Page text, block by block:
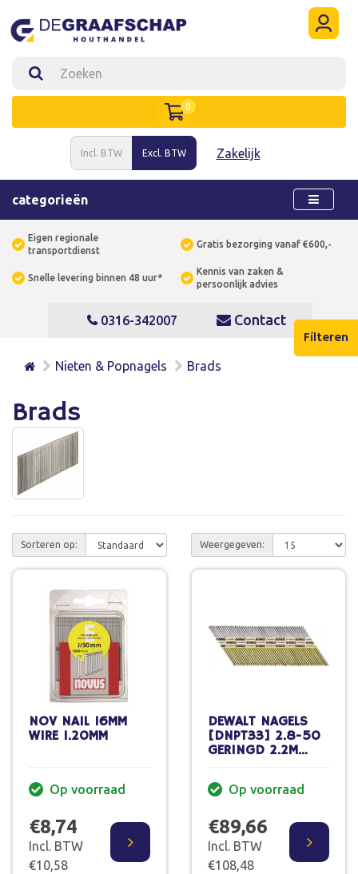
Filteren
Incl. BTW Excl. BTW Zakelijk
0
categorieën
Eigen regionale
transportdienst
Gratis bezorging vanaf €600,-
Snelle levering binnen 48 uur*
Kennis van zaken &
persoonlijk advies
0316-342007 Contact
Nieten & Popnagels Brads
Brads
Sorteren op: Weergegeven:
NOV NAIL 16MM
WIRE 1.20MM
Op voorraad
€8,74
Incl. BTW
€10,58
DEWALT NAGELS
[DNPT33] 2.8-50
GERINGD 2.2M
PAPIERGEBONDEN
Op voorraad
€89,66
Incl. BTW
€108,48